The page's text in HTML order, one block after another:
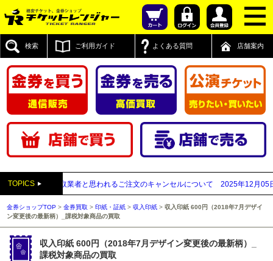
検索 ご利用ガイド よくある質問 店舗案内
TOPICS
先払い買取業者と思われるご注文のキャンセルについて 2025年12月05日 【
金券ショップTOP >金券買取 >印紙・証紙 >収入印紙 > 収入印紙 600円（2018年7月デザイ
ン変更後の最新柄）_課税対象商品の買取
収入印紙 600円（2018年7月デザイン変更後の最新柄）_
課税対象商品の買取